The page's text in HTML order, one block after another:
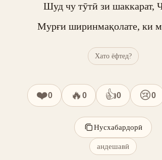
Шуд чу тӯтӣ зи шаккарат,
Мурғи ширинмақолате, ки
Хато ёфтед?
❤️0 🔥 0 👍0 😢0
Нусхабардорӣ
андешавӣ